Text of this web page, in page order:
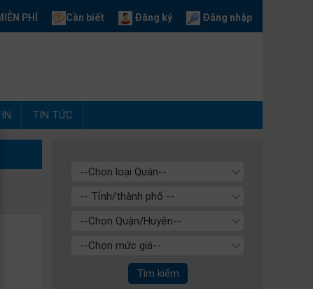
PHÍ Cần biết Đăng ký Đăng nhập
TIN TỨC